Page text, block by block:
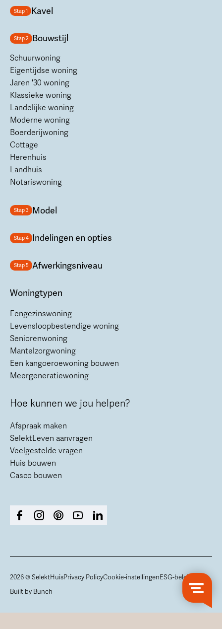
Stap 1 Kavel
Stap 2 Bouwstijl
Schuurwoning
Eigentijdse woning
Jaren '30 woning
Klassieke woning
Landelijke woning
Moderne woning
Boerderijwoning
Cottage
Herenhuis
Landhuis
Notariswoning
Stap 3 Model
Stap 4 Indelingen en opties
Stap 5 Afwerkingsniveau
Woningtypen
Eengezinswoning
Levensloopbestendige woning
Seniorenwoning
Mantelzorgwoning
Een kangoeroewoning bouwen
Meergeneratiewoning
Hoe kunnen we jou helpen?
Afspraak maken
SelektLeven aanvragen
Veelgestelde vragen
Huis bouwen
Casco bouwen
2026 © SelektHuisPrivacy PolicyCookie-instellingenESG-beleid
Built by Bunch